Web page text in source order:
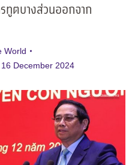
ทูตบางส่วนออกจาก
World
16 December 2024